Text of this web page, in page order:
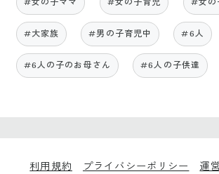
#大家族 #男の子育児中 #6人
#6人の子のお母さん #6人の子供達
利用規約 プライバシーポリシー 運